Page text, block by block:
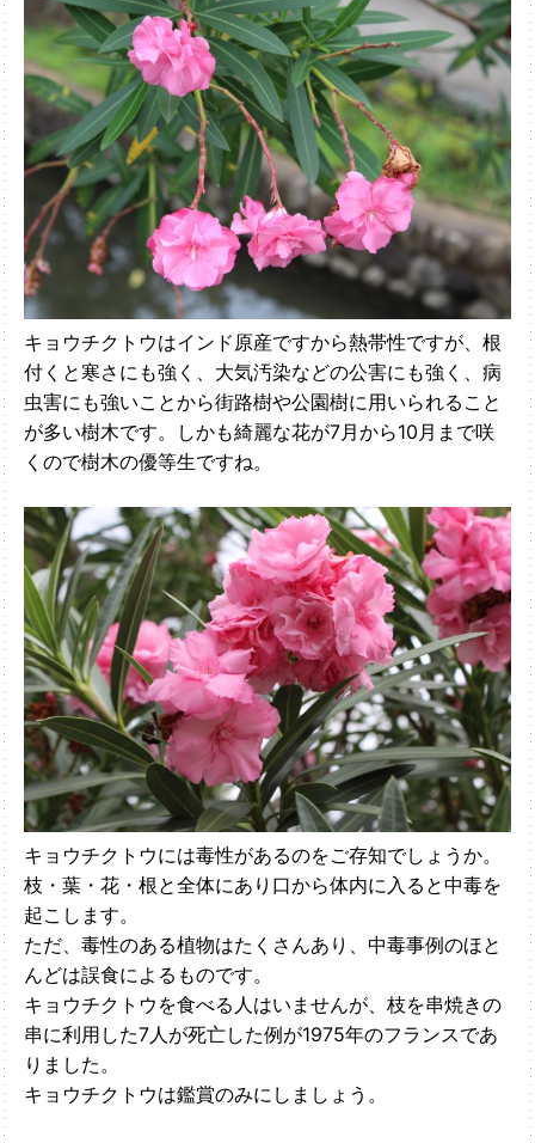
キョウチクトウはインド原産ですから熱帯性ですが、根
付くと寒さにも強く、大気汚染などの公害にも強く、病
虫害にも強いことから街路樹や公園樹に用いられること
が多い樹木です。しかも綺麗な花が7月から10月まで咲
くので樹木の優等生ですね。
キョウチクトウには毒性があるのをご存知でしょうか。
枝・葉・花・根と全体にあり口から体内に入ると中毒を
起こします。
ただ、毒性のある植物はたくさんあり、中毒事例のほと
んどは誤食によるものです。
キョウチクトウを食べる人はいませんが、枝を串焼きの
串に利用した7人が死亡した例が1975年のフランスであ
りました。
キョウチクトウは鑑賞のみにしましょう。